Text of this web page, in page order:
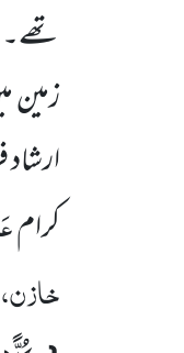
تھے۔
زمین
کرام